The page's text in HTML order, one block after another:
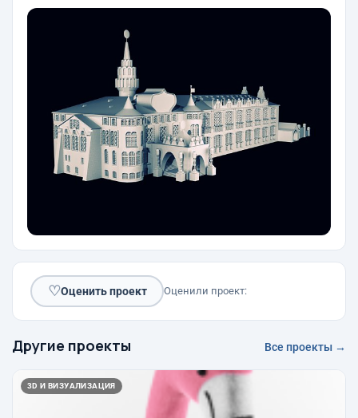
♡Оценить проект Оценили проект:
Другие проекты Все проекты →
3D И ВИЗУАЛИЗАЦИЯ